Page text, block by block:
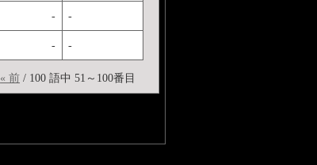
- -
- -
« 前 / 100 語中 51～100番目